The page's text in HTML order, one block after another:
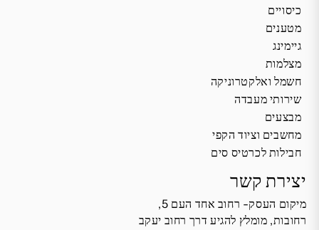
כיסויים
מטענים
גיימינג
מצלמות
חשמל ואלקטרוניקה
שירותי מעבדה
מבצעים
מחשבים וציוד הקפי
חבילות לכרטיס סים
יצירת קשר
מיקום העסק- רחוב אחד העם 5,
רחובות, מומלץ להגיע דרך רחוב יעקב